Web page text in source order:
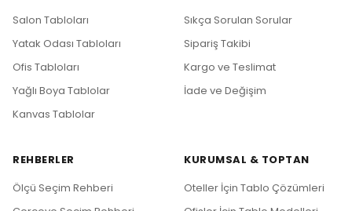
Salon Tabloları
Yatak Odası Tabloları
Ofis Tabloları
Yağlı Boya Tablolar
Kanvas Tablolar
Sıkça Sorulan Sorular
Sipariş Takibi
Kargo ve Teslimat
İade ve Değişim
REHBERLER
Ölçü Seçim Rehberi
KURUMSAL & TOPTAN
Oteller İçin Tablo Çözümleri